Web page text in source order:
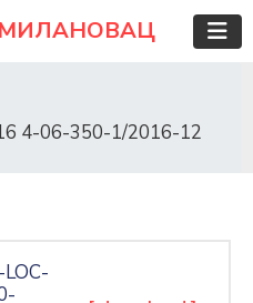
4-06-350-1/2016-12